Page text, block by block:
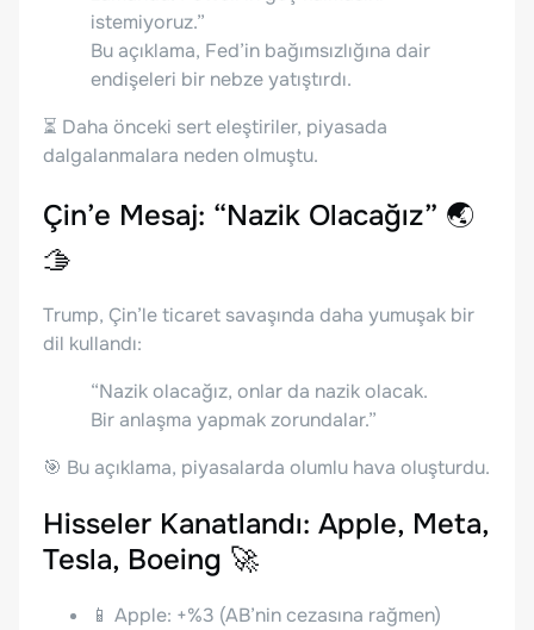
istemiyoruz.”
Bu açıklama, Fed’in bağımsızlığına dair
endişeleri bir nebze yatıştırdı.
⏳ Daha önceki sert eleştiriler, piyasada
dalgalanmalara neden olmuştu.
Çin’e Mesaj: “Nazik Olacağız” 🌏
🫱
Trump, Çin’le ticaret savaşında daha yumuşak bir
dil kullandı:
“Nazik olacağız, onlar da nazik olacak.
Bir anlaşma yapmak zorundalar.”
🎯 Bu açıklama, piyasalarda olumlu hava oluşturdu.
Hisseler Kanatlandı: Apple, Meta,
Tesla, Boeing 🚀
📱 Apple: +%3 (AB’nin cezasına rağmen)